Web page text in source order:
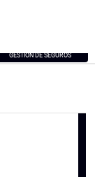
GESTIÓN DE SEGUROS